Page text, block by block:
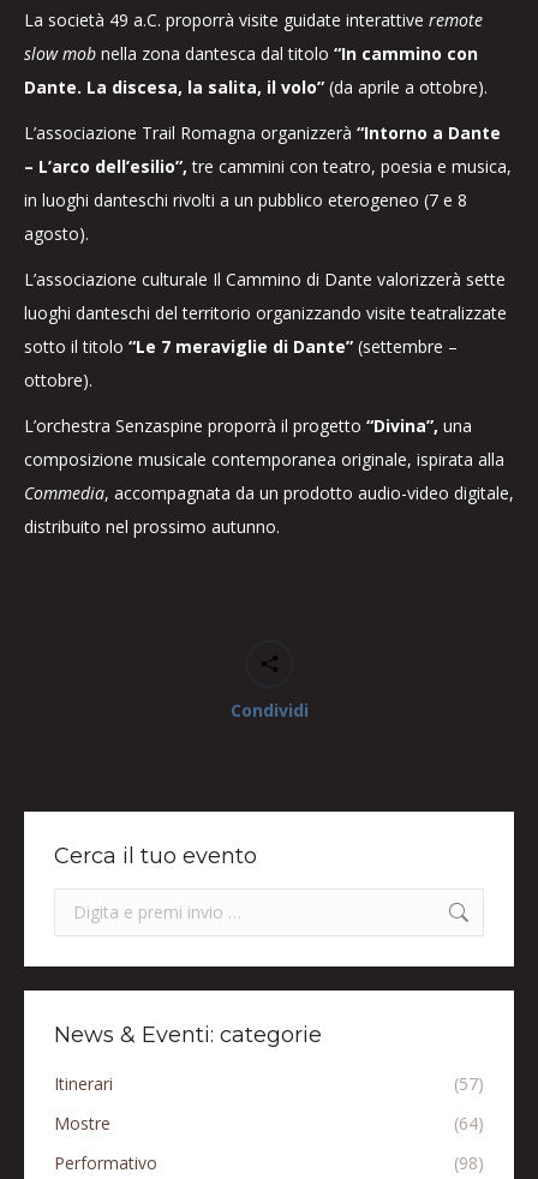
La società 49 a.C. proporrà visite guidate interattive remote
slow mob nella zona dantesca dal titolo “In cammino con
Dante. La discesa, la salita, il volo” (da aprile a ottobre).
L’associazione Trail Romagna organizzerà “Intorno a Dante
– L’arco dell’esilio”,tre cammini con teatro, poesia e musica,
in luoghi danteschi rivolti a un pubblico eterogeneo (7 e 8
agosto).
L’associazione culturale Il Cammino di Dante valorizzerà sette
luoghi danteschi del territorio organizzando visite teatralizzate
sotto il titolo “Le 7 meraviglie di Dante” (settembre –
ottobre).
L’orchestra Senzaspine proporrà il progetto “Divina”, una
composizione musicale contemporanea originale, ispirata alla
Commedia, accompagnata da un prodotto audio-video digitale,
distribuito nel prossimo autunno.
Condividi
Cerca il tuo evento
Search:
News & Eventi: categorie
Itinerari
(57)
Mostre
(64)
Performativo
(98)